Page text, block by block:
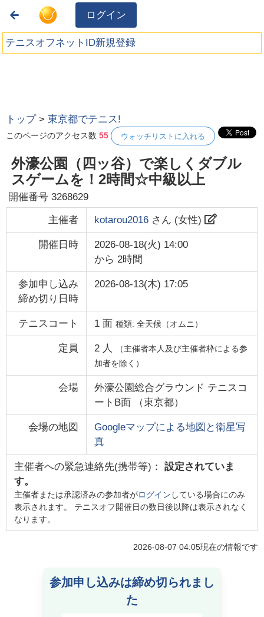
ログイン
テニスオフネットID新規登録
トップ >東京都でテニス!
このページのアクセス数55 ウォッチリストに入れる
外濠公園（四ッ谷）で楽しくダブル
スゲームを！2時間☆中級以上
開催番号3268629
主催者 kotarou2016さん (女性)
開催日時
2026-08-18(火) 14:00
から 2時間
参加申し込み
締め切り日時
2026-08-13(木) 17:05
テニスコート 1面 種類: 全天候（オムニ）
定員 2 人
（主催者本人及び主催者枠による参
加者を除く）
会場
外濠公園総合グラウンド テニスコ
ートB面（東京都）
会場の地図
Googleマップによる地図と衛星写
真
主催者への緊急連絡先(携帯等)： 設定されていま
す。
主催者または承認済みの参加者がログイン している場合にのみ
表示されます。 テニスオフ開催日の数日後以降は表示されなく
なります。
2026-08-07 04:05現在の情報です
参加申し込みは締め切られまし
た